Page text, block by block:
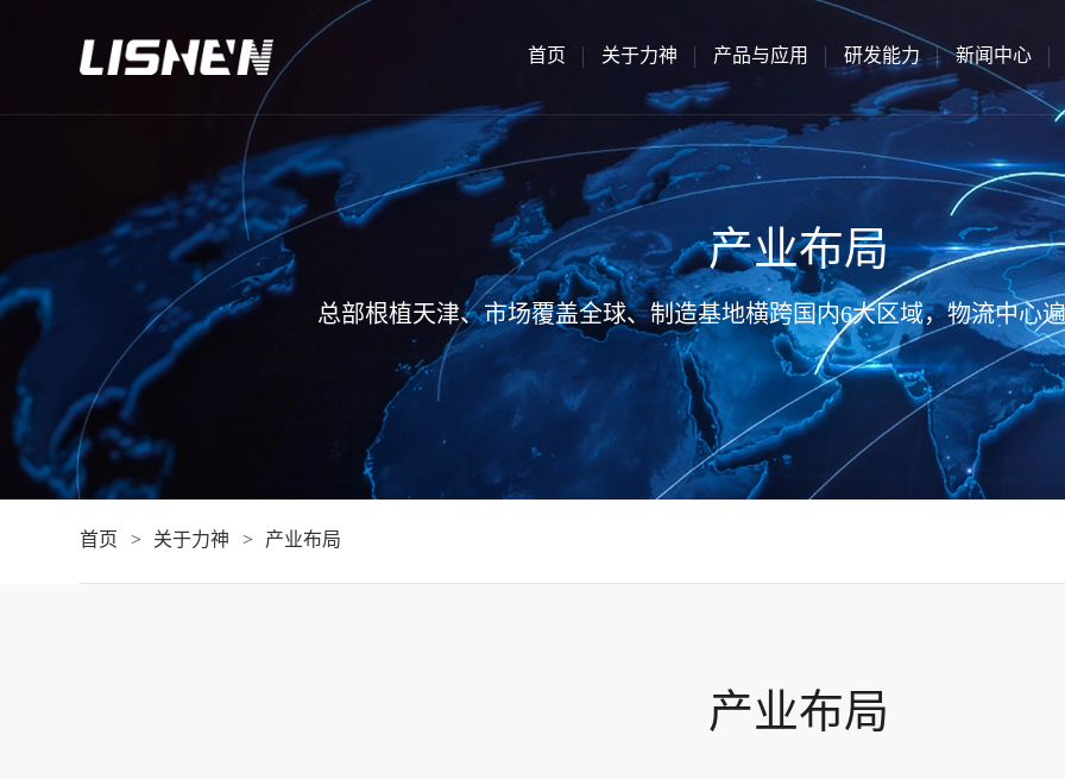
首页 关于力神 产品与应用 研发能力 新闻中心
产业布局
总部根植天津、市场覆盖全球、制造基地横跨国内6大区域，物流中心
首页 关于力神 产业布局
产业布局